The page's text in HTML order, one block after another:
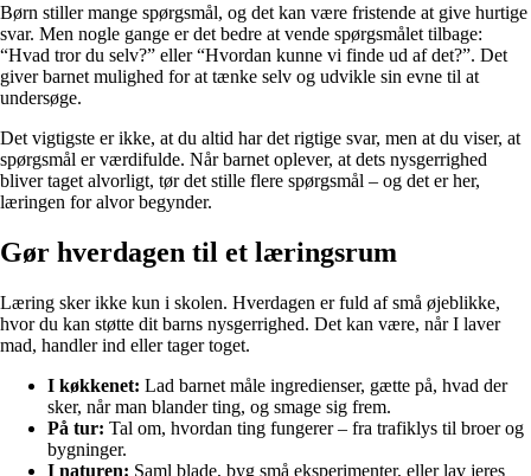
Børn stiller mange spørgsmål, og det kan være fristende at give hurtige
svar. Men nogle gange er det bedre at vende spørgsmålet tilbage:
“Hvad tror du selv?” eller “Hvordan kunne vi finde ud af det?”. Det
giver barnet mulighed for at tænke selv og udvikle sin evne til at
undersøge.
Det vigtigste er ikke, at du altid har det rigtige svar, men at du viser, at
spørgsmål er værdifulde. Når barnet oplever, at dets nysgerrighed
bliver taget alvorligt, tør det stille flere spørgsmål – og det er her,
læringen for alvor begynder.
Gør hverdagen til et læringsrum
Læring sker ikke kun i skolen. Hverdagen er fuld af små øjeblikke,
hvor du kan støtte dit barns nysgerrighed. Det kan være, når I laver
mad, handler ind eller tager toget.
I køkkenet: Lad barnet måle ingredienser, gætte på, hvad der
sker, når man blander ting, og smage sig frem.
På tur: Tal om, hvordan ting fungerer – fra trafiklys til broer og
bygninger.
I naturen: Saml blade, byg små eksperimenter, eller lav jeres